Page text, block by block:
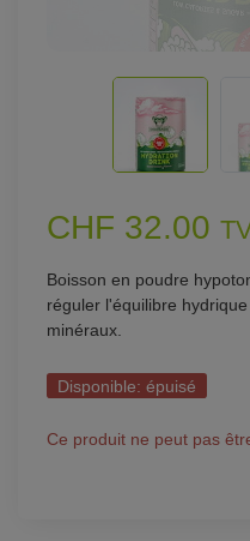
CHF 32.00
Boisson en poudre
réguler l'équilibre
minéraux.
Disponible: épuisé
Ce produit ne peut pas